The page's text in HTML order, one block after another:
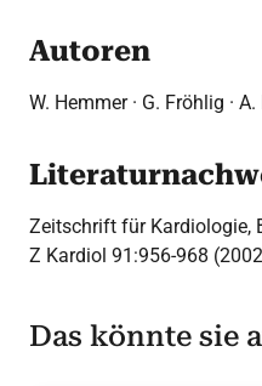
Autoren
W. Hemmer · G. Fröhlig ·
Zeitschrift für Kardiologie,
Z Kardiol 91:956-968
Das könnte sie